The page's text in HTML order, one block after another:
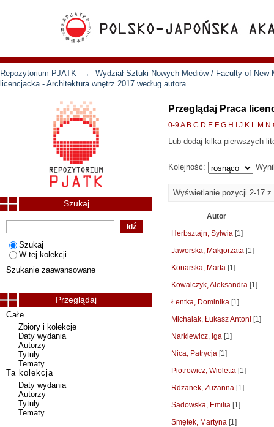
Repozytorium PJATK →
Wydział Sztuki Nowych Mediów / Faculty of New
licencjacka - Architektura wnętrz 2017 według autora
Przeglądaj Praca
0-9A B C D E F G H J K L M N
Lub dodaj kilka pierwszych
Kolejność:
Wyświetlanie pozycji 2-17 z
Autor
Herbsztajn, Sylwia [1]
Jaworska, Małgorzata [1]
Konarska, Marta [1]
Kowalczyk, Aleksandra [1]
Łentka, Dominika [1]
Michalak, Łukasz Antoni [1]
Narkiewicz, Iga [1]
Nica, Patrycja [1]
Piotrowicz, Wioletta [1]
Rdzanek, Zuzanna [1]
Sadowska, Emilia [1]
Smętek, Martyna [1]
Szukaj
Szukaj
W tej kolekcji
Szukanie zaawansowane
Przeglądaj
Całe
Zbiory i kolekcje
Daty wydania
Autorzy
Tytuły
Tematy
Ta kolekcja
Daty wydania
Autorzy
Tytuły
Tematy